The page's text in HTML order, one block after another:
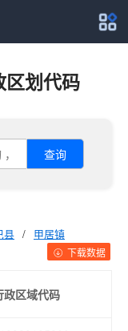
区划代码
查询
县 / 甲居镇
下载数据
政区域代码